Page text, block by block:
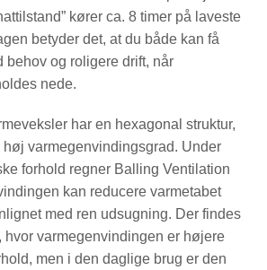
kører ca. 8 timer på laveste
betyder det, at du både kan få
behov og roligere drift, når
nede.
har en hexagonal struktur,
varmegenvindingsgrad. Under
forhold regner Balling Ventilation
kan reducere varmetabet
med ren udsugning. Der findes
hvor varmegenvindingen er højere
men i den daglige brug er den